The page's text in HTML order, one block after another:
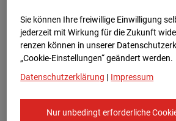
Sie können Ihre freiwillige Einwilligung
jederzeit mit Wirkung für die Zukunft
renzen können in unserer
„Cookie-Einstellungen“ geändert werden.
Datenschutzerklärung | Impressum
Nur unbedingt erforderliche